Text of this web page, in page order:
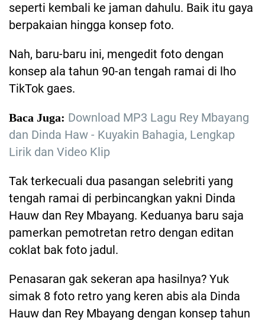
seperti kembali ke jaman dahulu. Baik itu gaya
berpakaian hingga konsep foto.
Nah, baru-baru ini, mengedit foto dengan
konsep ala tahun 90-an tengah ramai di lho
TikTok gaes.
Baca Juga: Download MP3 Lagu Rey Mbayang
dan Dinda Haw - Kuyakin Bahagia, Lengkap
Lirik dan Video Klip
Tak terkecuali dua pasangan selebriti yang
tengah ramai di perbincangkan yakni Dinda
Hauw dan Rey Mbayang. Keduanya baru saja
pamerkan pemotretan retro dengan editan
coklat bak foto jadul.
Penasaran gak sekeran apa hasilnya? Yuk
simak 8 foto retro yang keren abis ala Dinda
Hauw dan Rey Mbayang dengan konsep tahun